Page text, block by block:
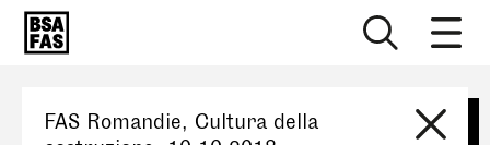
FAS Romandie, Cultura della